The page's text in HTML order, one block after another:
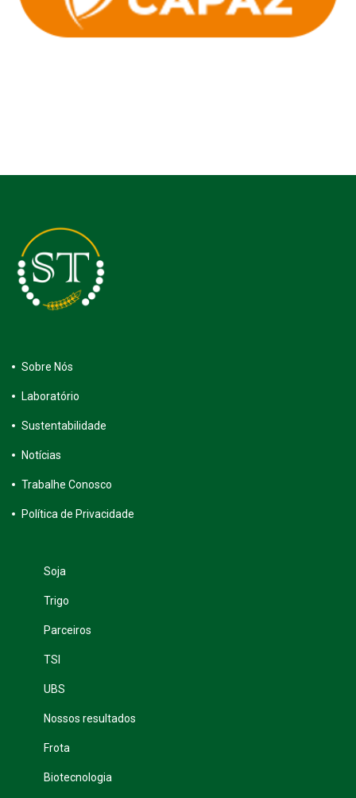
Sobre Nós
Laboratório
Sustentabilidade
Notícias
Trabalhe Conosco
Política de Privacidade
Soja
Trigo
Parceiros
TSI
UBS
Nossos resultados
Frota
Biotecnologia